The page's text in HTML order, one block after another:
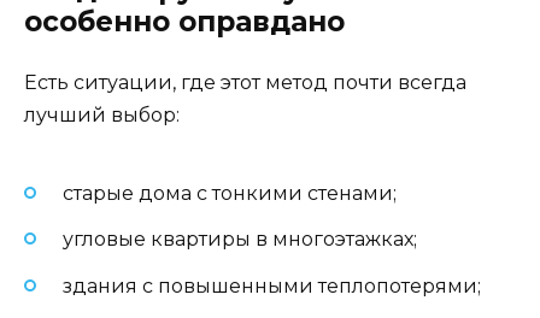
особенно оправдано
Есть ситуации, где этот метод почти всегда
лучший выбор:
старые дома с тонкими стенами;
угловые квартиры в многоэтажках;
здания с повышенными теплопотерями;